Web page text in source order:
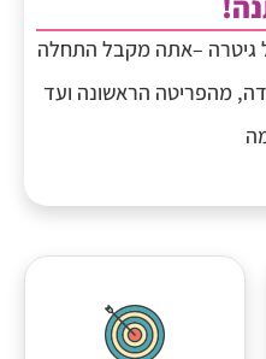
גיטרה –אתה מקבל התחלה
מהפריטה הראשונה ועד